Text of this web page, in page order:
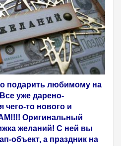
подарить любимому на
уже дарено-
чего-то нового и
Оригинальный
желаний! С ней вы
объект, а праздник на